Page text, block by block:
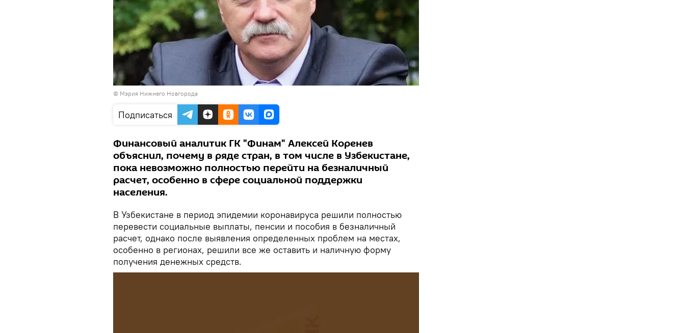
© Мэрия Нижнего Новгорода
Подписаться
Финансовый аналитик ГК "Финам" Алексей Коренев
объяснил, почему в ряде стран, в том числе в Узбекистане,
пока невозможно полностью перейти на безналичный
расчет, особенно в сфере социальной поддержки
населения.
В Узбекистане в период эпидемии коронавируса решили полностью
перевести социальные выплаты, пенсии и пособия в безналичный
расчет, однако после выявления определенных проблем на местах,
особенно в регионах, решили все же оставить и наличную форму
получения денежных средств.